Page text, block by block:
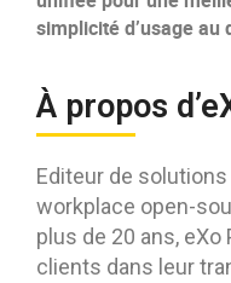
simplicité d’usage au
À propos
Editeur de
workplace open-
plus de 20 ans,
clients dans leur